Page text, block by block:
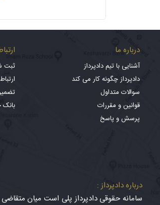
درباره ما
آشنایی با تیم دادپرداز
دادپرداز چگونه کار می کند
سوالات متداول
قوانین و مقررات
پرسش و پاسخ
ثبت
درباره دادپرداز :
سامانه حقوقی دادپرداز پلی است میان